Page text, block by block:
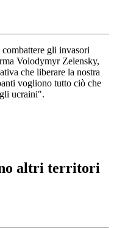
gli invasori
Volodymyr Zelensky,
che liberare la nostra
vogliono tutto ciò che
ucraini".
altri territori